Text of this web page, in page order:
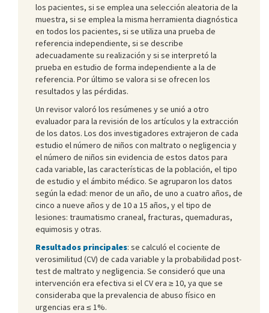
los pacientes, si se emplea una selección aleatoria de la
muestra, si se emplea la misma herramienta diagnóstica
en todos los pacientes, si se utiliza una prueba de
referencia independiente, si se describe
adecuadamente su realización y si se interpretó la
prueba en estudio de forma independiente a la de
referencia. Por último se valora si se ofrecen los
resultados y las pérdidas.
Un revisor valoró los resúmenes y se unió a otro
evaluador para la revisión de los artículos y la extracción
de los datos. Los dos investigadores extrajeron de cada
estudio el número de niños con maltrato o negligencia y
el número de niños sin evidencia de estos datos para
cada variable, las características de la población, el tipo
de estudio y el ámbito médico. Se agruparon los datos
según la edad: menor de un año, de uno a cuatro años, de
cinco a nueve años y de 10 a 15 años, y el tipo de
lesiones: traumatismo craneal, fracturas, quemaduras,
equimosis y otras.
Resultados principales: se calculó el cociente de
verosimilitud (CV) de cada variable y la probabilidad post-
test de maltrato y negligencia. Se consideró que una
intervención era efectiva si el CV era ≥ 10, ya que se
consideraba que la prevalencia de abuso físico en
urgencias era ≤ 1%.